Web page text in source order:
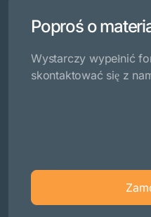
Poproś o
Wystarczy wypełnić
skontaktować się z